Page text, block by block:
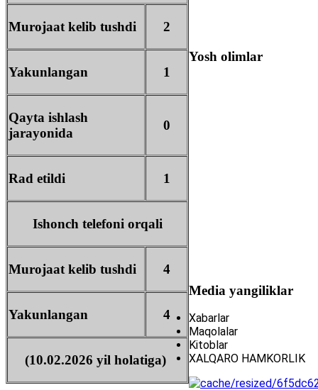
Murojaat kelib tushdi 2
Yakunlangan 1
Qayta ishlash
jarayonida
0
Rad etildi 1
Ishonch telefoni orqali
Murojaat kelib tushdi 4
Yakunlangan 4
(10.02.2026 yil holatiga)
Yosh olimlar
Media yangiliklar
Xabarlar
Maqolalar
Kitoblar
XALQARO HAMKORLIK